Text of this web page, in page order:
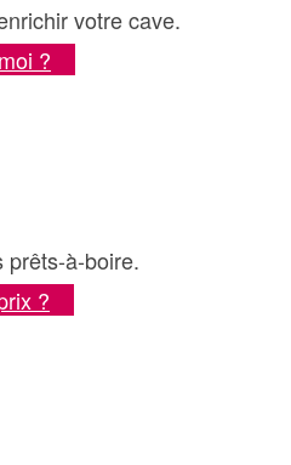
votre cave.
?
prêts-à-boire.
?